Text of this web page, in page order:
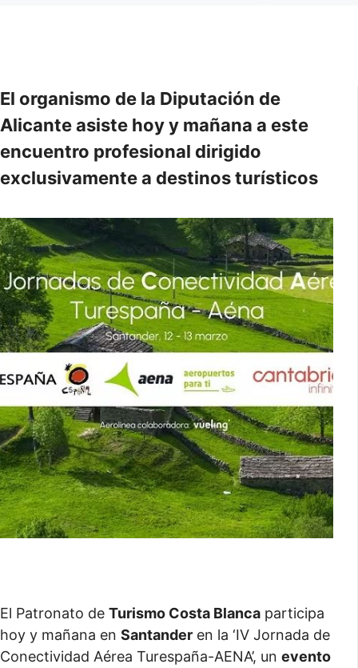
El organismo de la Diputación de
Alicante asiste hoy y mañana a este
encuentro profesional dirigido
exclusivamente a destinos turísticos
El Patronato de Turismo Costa Blanca participa
hoy y mañana en Santander en la ‘IV Jornada de
Conectividad Aérea Turespaña-AENA’, un evento